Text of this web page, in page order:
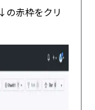
の赤枠をクリ